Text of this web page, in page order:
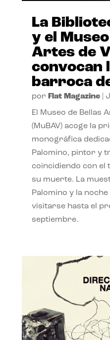
La
y el
Artes de
convocan
barroca
por Flat Magazine|
El Museo de Bellas
(MuBAV) acoge la
monográfica
Palomino, pintor y
coincidiendo con
su muerte. La
Palomino y la
visitarse hasta el
septiembre.